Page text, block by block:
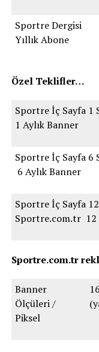
Sportre Dergisi
Yıllık Abone
Özel Teklifler…
Sportre İç Sayfa 1
1 Aylık Banner
Sportre İç Sayfa 6
6 Aylık Banner
Sportre İç Sayfa 12
Sportre.com.tr 12
Sportre.com.tr
Banner
Ölçüleri /
Piksel